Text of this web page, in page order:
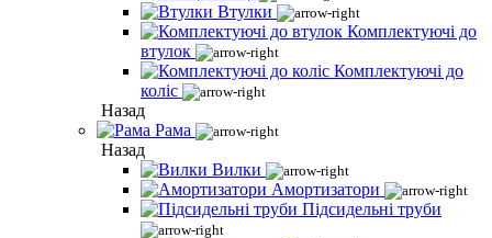
Втулки
Комплектуючі до
втулок
Комплектуючі до
коліс
Назад
Рама
Назад
Вилки
Амортизатори
Підсидельні труби